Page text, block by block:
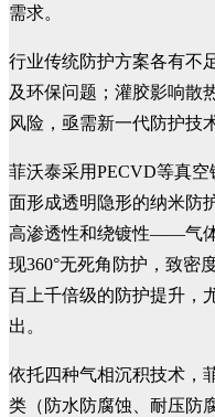
需求。
行业传统防护方案各有不
及环保问题；灌胶影响散
风险，亟需新一代防护技
菲沃泰采用PECVD等真空
面形成透明隐形的纳米防
高渗透性和绕镀性——气
现360°无死角防护，致密
百上千倍级的防护提升，
出。
依托四种气相沉积技术，
类（防水防腐蚀、耐压防